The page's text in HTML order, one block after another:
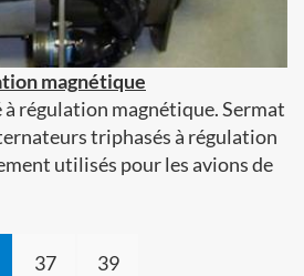
magnétique
régulation magnétique. Sermat
triphasés à régulation
utilisés pour les avions de
37 39